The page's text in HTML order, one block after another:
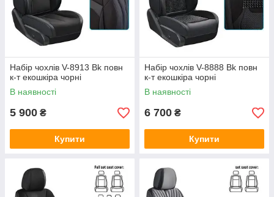
Набір чохлів V-8913 Bk повн
к-т екошкіра чорні
В наявності
5 900 ₴
Купити
Набір чохлів V-8888 Bk повн
к-т екошкіра чорні
В наявності
6 700 ₴
Купити